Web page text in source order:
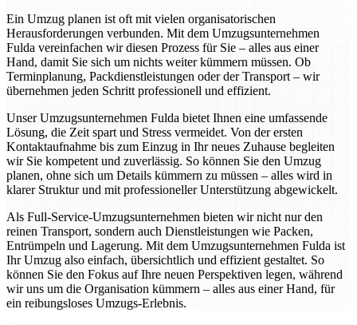
Ein Umzug planen ist oft mit vielen organisatorischen
Herausforderungen verbunden. Mit dem Umzugsunternehmen
Fulda vereinfachen wir diesen Prozess für Sie – alles aus einer
Hand, damit Sie sich um nichts weiter kümmern müssen. Ob
Terminplanung, Packdienstleistungen oder der Transport – wir
übernehmen jeden Schritt professionell und effizient.
Unser Umzugsunternehmen Fulda bietet Ihnen eine umfassende
Lösung, die Zeit spart und Stress vermeidet. Von der ersten
Kontaktaufnahme bis zum Einzug in Ihr neues Zuhause begleiten
wir Sie kompetent und zuverlässig. So können Sie den Umzug
planen, ohne sich um Details kümmern zu müssen – alles wird in
klarer Struktur und mit professioneller Unterstützung abgewickelt.
Als Full-Service-Umzugsunternehmen bieten wir nicht nur den
reinen Transport, sondern auch Dienstleistungen wie Packen,
Entrümpeln und Lagerung. Mit dem Umzugsunternehmen Fulda ist
Ihr Umzug also einfach, übersichtlich und effizient gestaltet. So
können Sie den Fokus auf Ihre neuen Perspektiven legen, während
wir uns um die Organisation kümmern – alles aus einer Hand, für
ein reibungsloses Umzugs-Erlebnis.